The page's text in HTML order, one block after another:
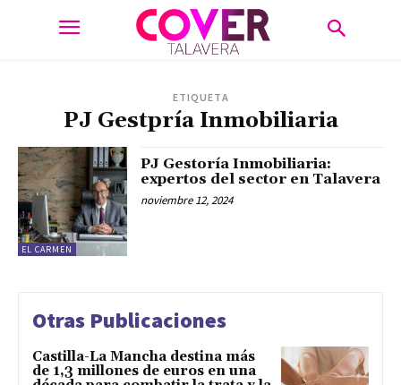
ETIQUETA
PJ Gestpría Inmobiliaria
EL CARMEN
PJ Gestoría Inmobiliaria:
expertos del sector en Talavera
noviembre 12, 2024
Otras Publicaciones
Castilla-La Mancha destina más
de 1,3 millones de euros en una